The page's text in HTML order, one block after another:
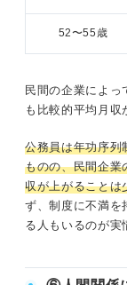
52〜55歳
民間の企業によっ
も比較的平均月収
公務員は年功序列
ものの、民間企業
収が上がることは
ず、制度に不満を
る人もいるのが実